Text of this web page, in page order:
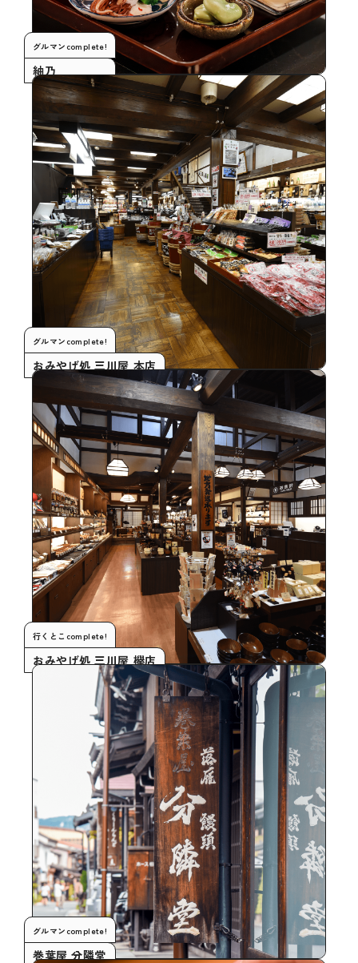
グルマンcomplete!
紬乃
グルマンcomplete!
おみやげ処 三川屋 本店
行くとこcomplete!
おみやげ処 三川屋 欅店
グルマンcomplete!
巻葉屋 分隣堂